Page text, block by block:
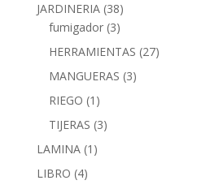
JARDINERIA (38)
fumigador (3)
HERRAMIENTAS (27)
MANGUERAS (3)
RIEGO (1)
TIJERAS (3)
LAMINA (1)
LIBRO (4)